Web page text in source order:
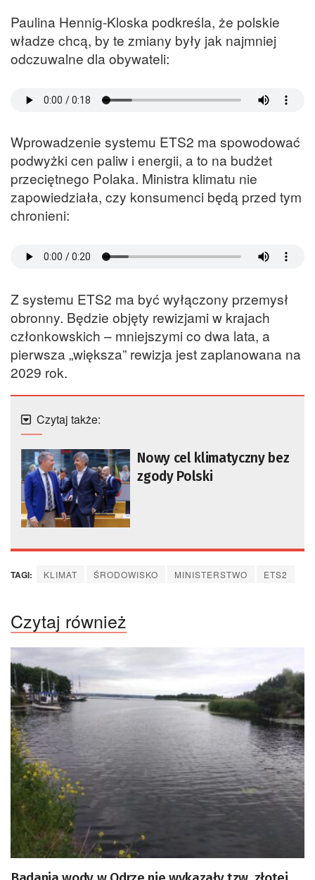
Paulina Hennig-Kloska podkreśla, że polskie
władze chcą, by te zmiany były jak najmniej
odczuwalne dla obywateli:
Wprowadzenie systemu ETS2 ma spowodować
podwyżki cen paliw i energii, a to na budżet
przeciętnego Polaka. Ministra klimatu nie
zapowiedziała, czy konsumenci będą przed tym
chronieni:
Z systemu ETS2 ma być wyłączony przemysł
obronny. Będzie objęty rewizjami w krajach
członkowskich – mniejszymi co dwa lata, a
pierwsza „większa” rewizja jest zaplanowana na
2029 rok.
Czytaj także:
Nowy cel klimatyczny bez
zgody Polski
TAGI: KLIMAT ŚRODOWISKO MINISTERSTWO ETS2
Czytaj również